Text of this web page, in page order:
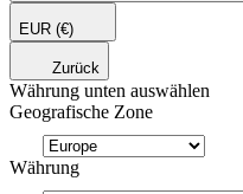
EUR (€)
Zurück
Währung unten auswählen
Geografische Zone
Währung